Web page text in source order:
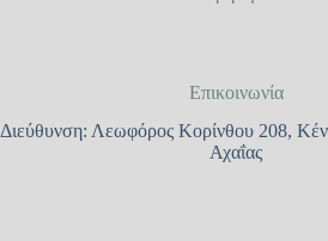
Επικοινωνία
Διεύθυνση: Λεωφόρος Κορίνθου 208,
Αχαΐας